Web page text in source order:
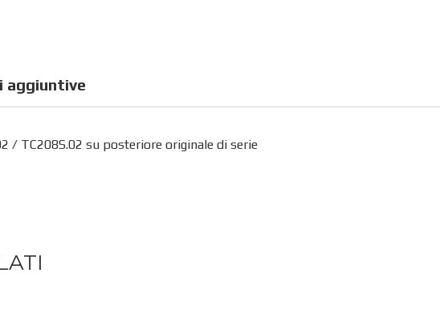
aggiuntive
/ TC208S.02 su posteriore originale di serie